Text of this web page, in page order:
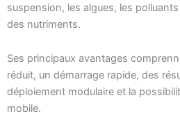
suspension, les algues, les
des nutriments.
Ses principaux avantages
réduit, un démarrage rapide, des
déploiement modulaire et la
mobile.